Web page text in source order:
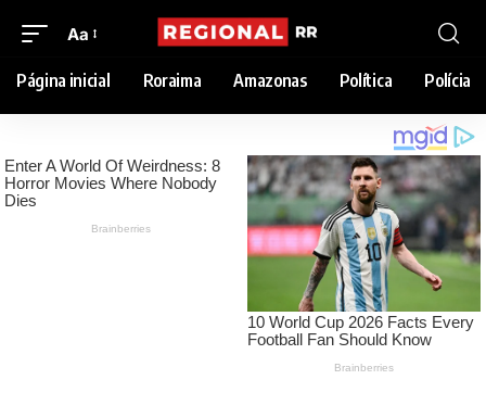
Aa
Página inicial Roraima Amazonas Política Polícia